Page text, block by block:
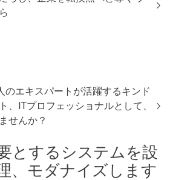
のエキスパートが活躍するキンド
、ITプロフェッショナルとして、
せんか？
とするシステムを設
、モダナイズします